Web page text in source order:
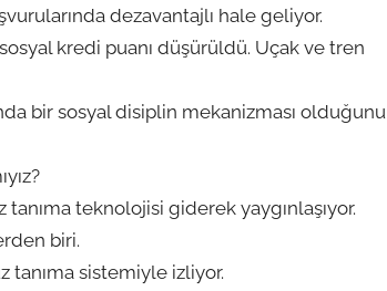
dezavantajlı hale geliyor.
kredi puanı düşürüldü. Uçak ve tren
bir sosyal disiplin mekanizması olduğunu
teknolojisi giderek yaygınlaşıyor.
biri.
tanıma sistemiyle izliyor.